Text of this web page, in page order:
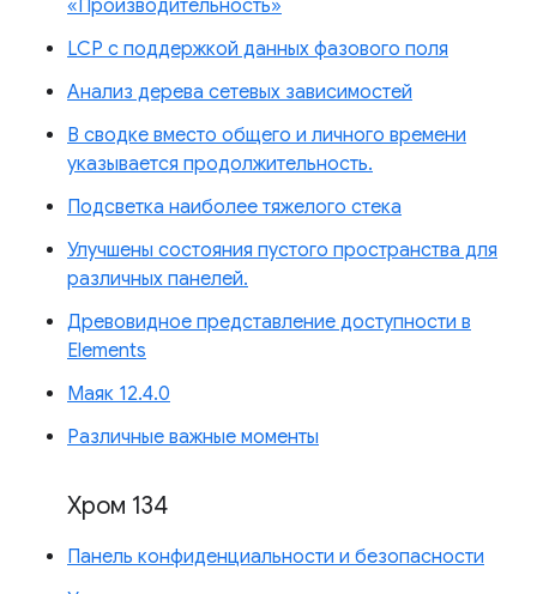
«Производительность»
LCP с поддержкой данных фазового поля
Анализ дерева сетевых зависимостей
В сводке вместо общего и личного времени
указывается продолжительность.
Подсветка наиболее тяжелого стека
Улучшены состояния пустого пространства для
различных панелей.
Древовидное представление доступности в
Elements
Маяк 12.4.0
Различные важные моменты
Хром 134
Панель конфиденциальности и безопасности